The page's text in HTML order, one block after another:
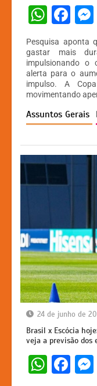
W
h
at
s
A
p
p
F
c
e
b
o
o
k
Pesquisa aponta
gastar mais
impulsionando o
alerta para o
impulso. A
movimentando
Assuntos Gerais
24 de junho de
Brasil x Escócia
veja a previsão dos
W
F